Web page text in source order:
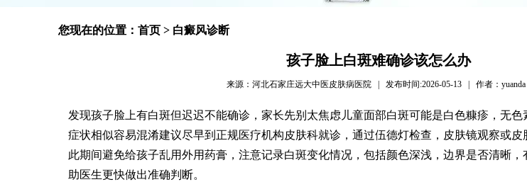
您现在的位置： 首页 > 白癜风诊断
孩子脸上白斑难确诊该怎么办
来源：河北石家庄远大中医皮肤病医院 | 发布时间:2026-05-13 | 作者：
发现孩子脸上有白斑但迟迟不能确诊，家长先别太焦虑儿童面部白斑可能是白色糠疹，无
症状相似容易混淆建议尽早到正规医疗机构皮肤科就诊，通过伍德灯检查，皮肤镜观察或
此期间避免给孩子乱用外用药膏，注意记录白斑变化情况，包括颜色深浅，边界是否清晰
助医生更快做出准确判断。